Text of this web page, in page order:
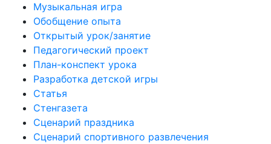
Музыкальная игра
Обобщение опыта
Открытый урок/занятие
Педагогический проект
План-конспект урока
Разработка детской игры
Статья
Стенгазета
Сценарий праздника
Сценарий спортивного развлечения